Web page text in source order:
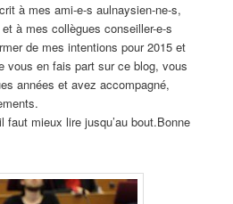
à mes ami-e-s aulnaysien-ne-s,
à mes collègues conseiller-e-s
de mes intentions pour 2015 et
vous en fais part sur ce blog, vous
années et avez accompagné,
faut mieux lire jusqu’au bout.Bonne